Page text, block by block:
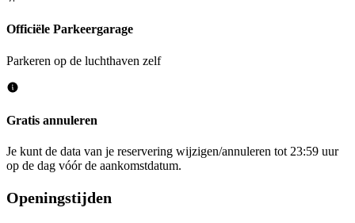
Officiële Parkeergarage
Parkeren op de luchthaven zelf
Gratis annuleren
Je kunt de data van je reservering wijzigen/annuleren tot 23:59 uur
op de dag vóór de aankomstdatum.
Openingstijden